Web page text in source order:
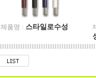
제품명 : 스타일로수성